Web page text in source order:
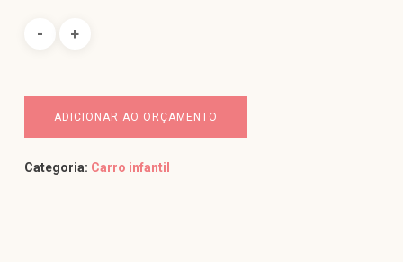
ADICIONAR AO ORÇAMENTO
Categoria: Carro infantil